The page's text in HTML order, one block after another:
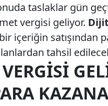
taslaklar gün
vergisi geliyor.
içeriğin satışından
tahsil